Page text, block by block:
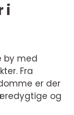
i
by med
Fra
er der
og